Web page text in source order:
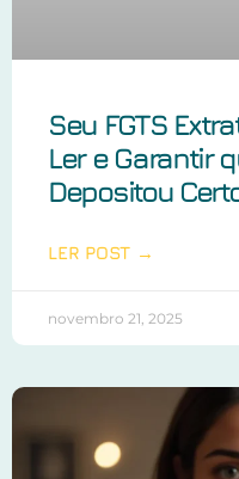
Seu FGTS
Ler e Garantir
Depositou
LER POST →
novembro 21, 2025